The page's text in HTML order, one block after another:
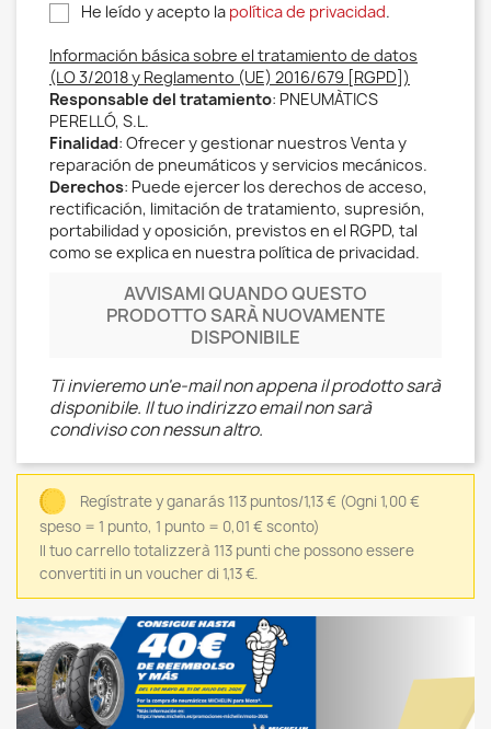
He leído y acepto la política de privacidad.
Información básica sobre el tratamiento de datos
(LO 3/2018 y Reglamento (UE) 2016/679 [RGPD])
Responsable del tratamiento: PNEUMÀTICS
PERELLÓ, S.L.
Finalidad: Ofrecer y gestionar nuestros Venta y
reparación de pneumáticos y servicios mecánicos.
Derechos: Puede ejercer los derechos de acceso,
rectificación, limitación de tratamiento, supresión,
portabilidad y oposición, previstos en el RGPD, tal
como se explica en nuestra política de privacidad.
AVVISAMI QUANDO QUESTO
PRODOTTO SARÀ NUOVAMENTE
DISPONIBILE
Ti invieremo un'e-mail non appena il prodotto sarà
disponibile. Il tuo indirizzo email non sarà
condiviso con nessun altro.
Regístrate y ganarás 113 puntos/1,13 € (Ogni 1,00 €
speso = 1 punto, 1 punto = 0,01 € sconto)
Il tuo carrello totalizzerà 113 punti che possono essere
convertiti in un voucher di 1,13 €.